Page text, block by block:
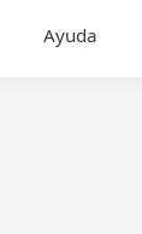
Ayuda